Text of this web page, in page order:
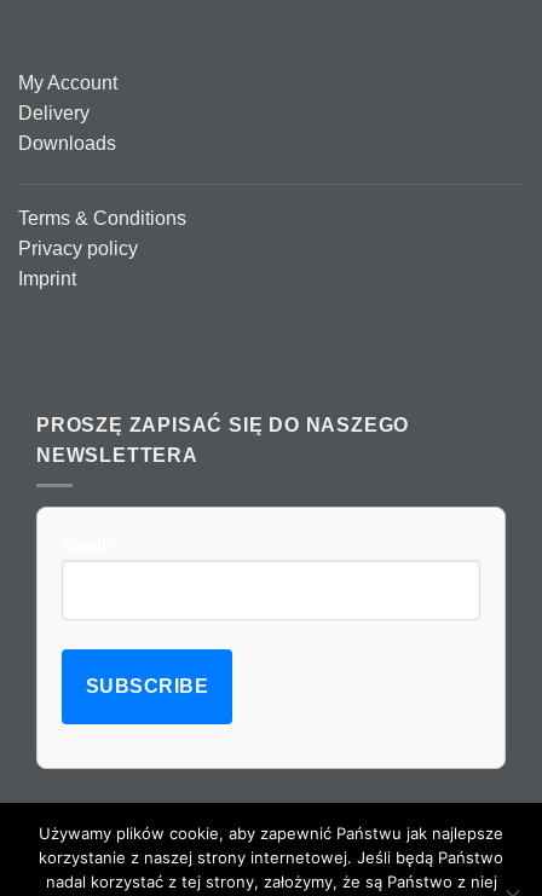
My Account
Delivery
Downloads
Terms & Conditions
Privacy policy
Imprint
PROSZĘ ZAPISAĆ SIĘ DO NASZEGO
NEWSLETTERA
Używamy plików cookie, aby zapewnić Państwu jak najlepsze
korzystanie z naszej strony internetowej. Jeśli będą Państwo
nadal korzystać z tej strony, założymy, że są Państwo z niej